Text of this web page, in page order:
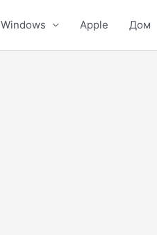
Windows Apple Дом